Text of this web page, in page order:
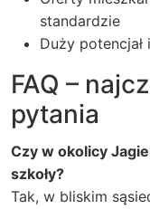
standardzie
Duży
FAQ –
pytania
Czy w okolicy
szkoły?
Tak, w bliskim